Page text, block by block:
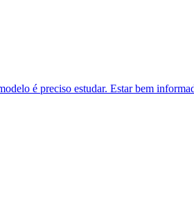
é preciso estudar. Estar bem